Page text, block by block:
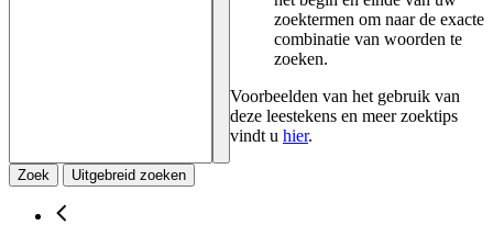
zoektermen om naar de exacte
combinatie van woorden te
zoeken.
Voorbeelden van het gebruik van
deze leestekens en meer zoektips
vindt u hier.
Zoek Uitgebreid zoeken